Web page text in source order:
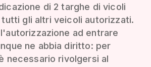
di 2 targhe di vicoli
tutti gli altri veicoli autorizzati.
ad entrare
ne abbia diritto: per
necessario rivolgersi al